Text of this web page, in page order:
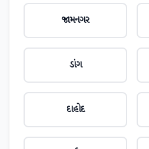
જામનગર
ડાંગ
દાહોદ